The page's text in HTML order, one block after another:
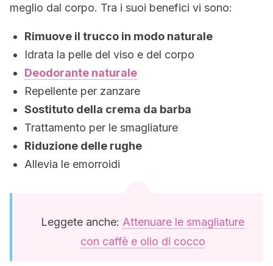
meglio dal corpo. Tra i suoi benefici vi sono:
Rimuove il trucco in modo naturale
Idrata la pelle del viso e del corpo
Deodorante naturale
Repellente per zanzare
Sostituto della crema da barba
Trattamento per le smagliature
Riduzione delle rughe
Allevia le emorroidi
Leggete anche: Attenuare le smagliature
con caffè e olio di cocco